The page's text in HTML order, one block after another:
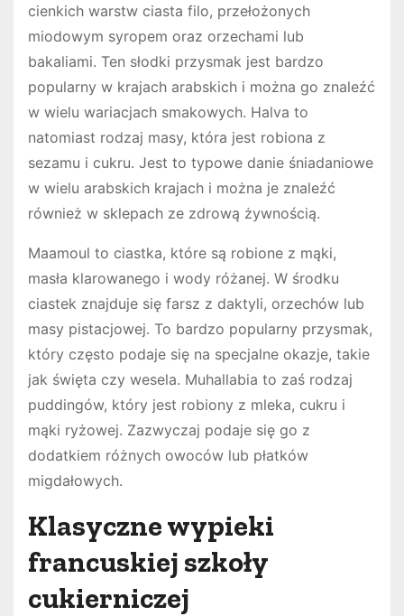
cienkich warstw ciasta filo, przełożonych
miodowym syropem oraz orzechami lub
bakaliami. Ten słodki przysmak jest bardzo
popularny w krajach arabskich i można go znaleźć
w wielu wariacjach smakowych. Halva to
natomiast rodzaj masy, która jest robiona z
sezamu i cukru. Jest to typowe danie śniadaniowe
w wielu arabskich krajach i można je znaleźć
również w sklepach ze zdrową żywnością.
Maamoul to ciastka, które są robione z mąki,
masła klarowanego i wody różanej. W środku
ciastek znajduje się farsz z daktyli, orzechów lub
masy pistacjowej. To bardzo popularny przysmak,
który często podaje się na specjalne okazje, takie
jak święta czy wesela. Muhallabia to zaś rodzaj
puddingów, który jest robiony z mleka, cukru i
mąki ryżowej. Zazwyczaj podaje się go z
dodatkiem różnych owoców lub płatków
migdałowych.
Klasyczne wypieki
francuskiej szkoły
cukierniczej